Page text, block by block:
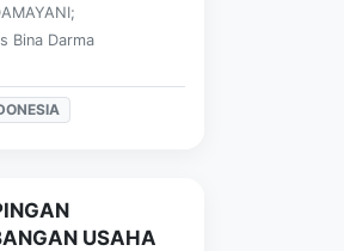
Bina Darma
USAHA